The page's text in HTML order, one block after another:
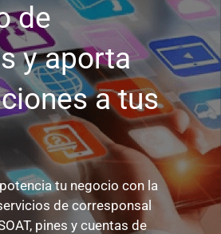
de
y aporta
a tus
tu negocio con la
de corresponsal
pines y cuentas de